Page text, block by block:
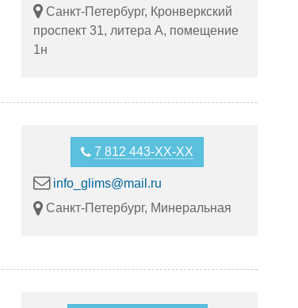
Санкт-Петербург, Кронверкский
проспект 31, литера А, помещение
1н
7 812 443-XX-XX
info_glims@mail.ru
Санкт-Петербург, Минеральная